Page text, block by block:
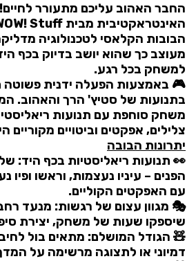
החבר האהוב עליכם מתעורר
הבובות הקלאסי לטכנולוגיה
מעוצב כך שהוא יושב בדיוק בכף
למשחק בכל רגע.
🎮 באמצעות הפעלה ידנית פשוטה
בתנועות של סטיץ' הרך והאהוב.
צלילים, אפקטים וביטויים מקוריים
יתרונות הבובה
👀 תנועות ריאליסטיות בכף היד:
הפנים – עיניו נעצמות, וראשו ופיו
עם האפקטים הקוליים.
🎭 מגוון עצום של רגשות: מנעד
שיספקו שעות של משחק, יצירת
🧸 הגודל המושלם: מתאים בול
דמיוני או לתצוגה מרשימה על